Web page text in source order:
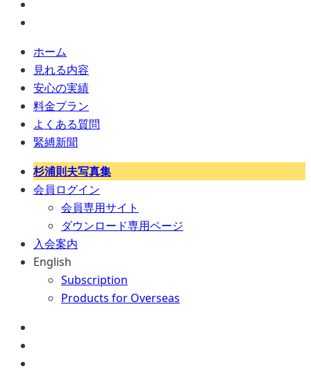
ホーム
見れる内容
安心の実績
料金プラン
よくある質問
緊縛新聞
杉浦則夫写真集
会員ログイン
会員専用サイト
ダウンロード専用ページ
入会案内
English
Subscription
Products for Overseas